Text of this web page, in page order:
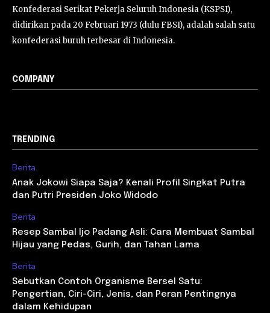
Konfederasi Serikat Pekerja Seluruh Indonesia (KSPSI),
didirikan pada 20 Februari 1973 (dulu FBSI), adalah salah satu
konfederasi buruh terbesar di Indonesia.
COMPANY
TRENDING
Berita
Anak Jokowi Siapa Saja? Kenali Profil Singkat Putra
dan Putri Presiden Joko Widodo
Berita
Resep Sambal Ijo Padang Asli: Cara Membuat Sambal
Hijau yang Pedas, Gurih, dan Tahan Lama
Berita
Sebutkan Contoh Organisme Bersel Satu:
Pengertian, Ciri-Ciri, Jenis, dan Peran Pentingnya
dalam Kehidupan